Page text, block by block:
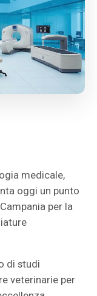
medicale,
oggi un punto
per la
di studi
veterinarie per